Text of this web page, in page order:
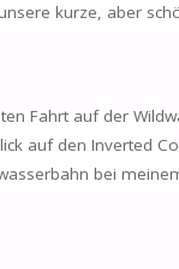
kurze, aber
Fahrt auf der
auf den Inverted
bei